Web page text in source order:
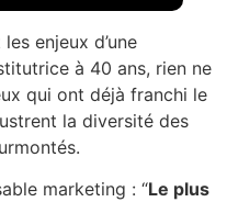
enjeux d’une
à 40 ans, rien ne
qui ont déjà franchi le
la diversité des
marketing : “Le plus